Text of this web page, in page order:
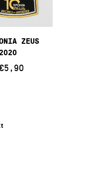
Στο
Καλάθι
ZEUS
5,90Η